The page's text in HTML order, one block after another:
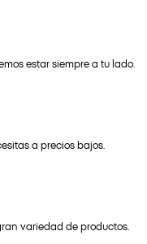
estar siempre a tu lado.
a precios bajos.
variedad de productos.